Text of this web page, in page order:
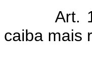
Art. 19.
caiba mais